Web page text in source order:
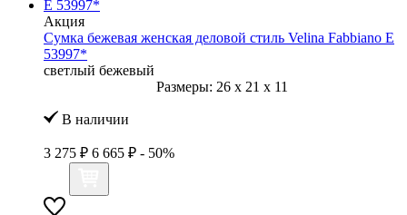
Акция
Сумка бежевая женская деловой стиль Velina Fabbiano E
53997*
светлый бежевый
Размеры: 26 x 21 x 11
В наличии
3 275 ₽ 6 665 ₽ - 50%